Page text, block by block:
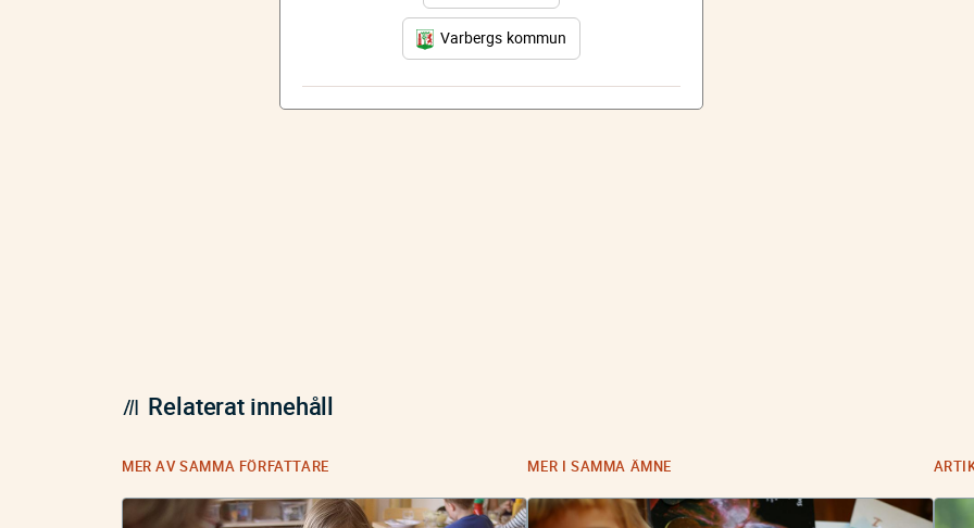
Varbergs kommun
Relaterat innehåll
MER AV SAMMA FÖRFATTARE MER I SAMMA ÄMNE